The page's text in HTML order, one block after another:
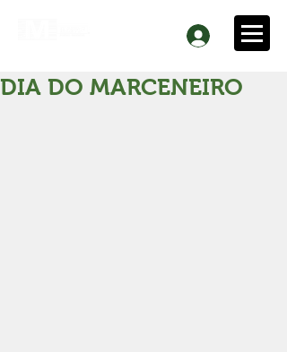
DIA DO MARCENEIRO